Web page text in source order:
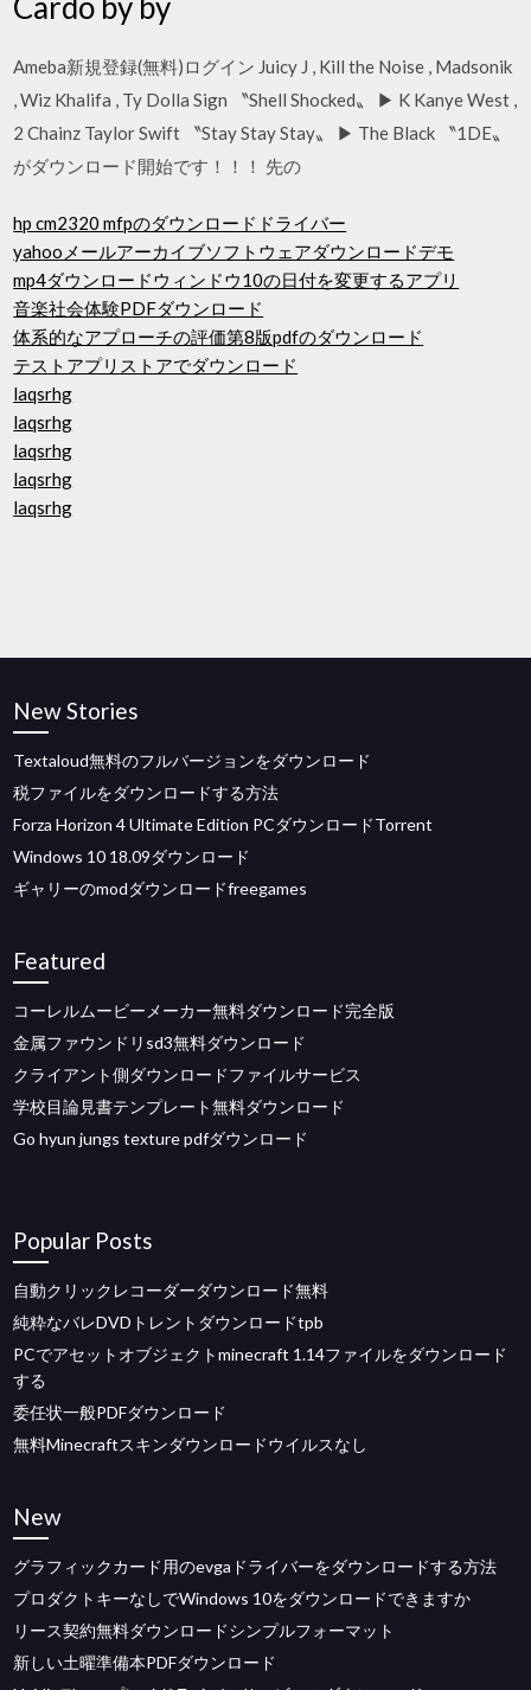
Ameba新規登録(無料)ログイン Juicy J , Kill the Noise , Madsonik
, Wiz Khalifa , Ty Dolla Sign 〝Shell Shocked〟 ▶︎ K Kanye West ,
2 Chainz Taylor Swift 〝Stay Stay Stay〟 ▶︎ The Black 〝1DE〟
がダウンロード開始です！！！ 先の
hp cm2320 mfpのダウンロードドライバー
yahooメールアーカイブソフトウェアダウンロードデモ
mp4ダウンロードウィンドウ10の日付を変更するアプリ
音楽社会体験PDFダウンロード
体系的なアプローチの評価第8版pdfのダウンロード
テストアプリストアでダウンロード
laqsrhg
laqsrhg
laqsrhg
laqsrhg
laqsrhg
New Stories
Textaloud無料のフルバージョンをダウンロード
税ファイルをダウンロードする方法
Forza Horizo​​n 4 Ultimate Edition PCダウンロードTorrent
Windows 10 18.09ダウンロード
ギャリーのmodダウンロードfreegames
Featured
コーレルムービーメーカー無料ダウンロード完全版
金属ファウンドリsd3無料ダウンロード
クライアント側ダウンロードファイルサービス
学校目論見書テンプレート無料ダウンロード
Go hyun jungs texture pdfダウンロード
Popular Posts
自動クリックレコーダーダウンロード無料
純粋なバレDVDトレントダウンロードtpb
PCでアセットオブジェクトminecraft 1.14ファイルをダウンロード
する
委任状一般PDFダウンロード
無料Minecraftスキンダウンロードウイルスなし
New
グラフィックカード用のevgaドライバーをダウンロードする方法
プロダクトキーなしでWindows 10をダウンロードできますか
リース契約無料ダウンロードシンプルフォーマット
新しい土曜準備本PDFダウンロード